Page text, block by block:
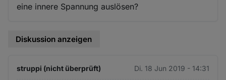
eine innere Spannung auslösen?
Diskussion anzeigen
struppi (nicht überprüft) Di. 18 Jun 2019 - 14:31